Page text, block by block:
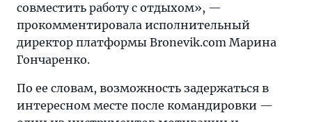
совместить работу с отдыхом», —
прокомментировала исполнительный
директор платформы Bronevik.com Марина
Гончаренко.
По ее словам, возможность задержаться в
интересном месте после командировки —